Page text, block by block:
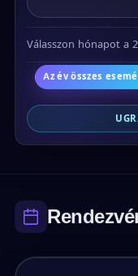
Válasszon hónapot a
Az év összes